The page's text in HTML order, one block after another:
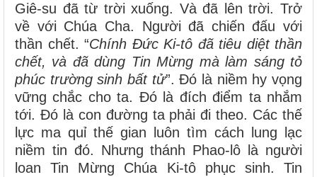
Giê-su đã từ trời xuống. Và đã lên trời. Trở
về với Chúa Cha. Người đã chiến đấu với
thần chết. “Chính Đức Ki-tô đã tiêu diệt thần
chết, và đã dùng Tin Mừng mà làm sáng tỏ
phúc trường sinh bất tử”. Đó là niềm hy vọng
vững chắc cho ta. Đó là đích điểm ta nhắm
tới. Đó là con đường ta phải đi theo. Các thế
lực ma quỉ thế gian luôn tìm cách lung lạc
niềm tin đó. Nhưng thánh Phao-lô là người
loan Tin Mừng Chúa Ki-tô phục sinh. Tin